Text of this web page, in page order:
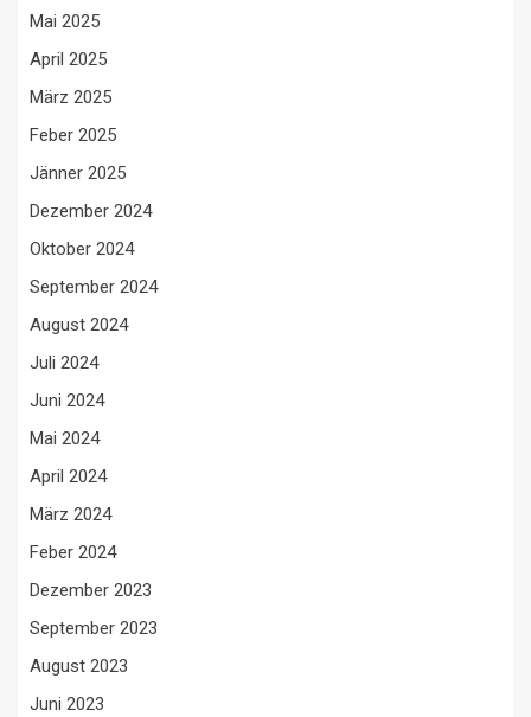
Mai 2025
April 2025
März 2025
Feber 2025
Jänner 2025
Dezember 2024
Oktober 2024
September 2024
August 2024
Juli 2024
Juni 2024
Mai 2024
April 2024
März 2024
Feber 2024
Dezember 2023
September 2023
August 2023
Juni 2023